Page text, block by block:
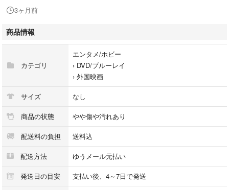
☆未再生ですが目視検査をしキズが多いものは研磨処理をしています☆
●撮影画像は、見た目や色味に実物との差が若干発生する場合がございま
●レンタル落ちの商品につきバーコードやシールが付着している物があり
ます
●写真は現物です。歌詞カード等の付属品は画像にて確認お願い致します
●商品でケースが破損している場合は、予備がある時のみレンタル中古ケ
●ゆうメール元払いで発送します、追跡番号はありません
●土日祝日は定休日の為、平日の発送になりますので到着迄、日数を要す
る場合がございます
●ゆうメール便は土日の配達はしていません
●発送日の目安は4～7日で設定してますが、祝日の関係で発送期限に間に
合わない場合がございます
3ヶ月前
商品情報
カテゴリ
エンタメ/ホビー
› DVD/ブルーレイ
› 外国映画
サイズ なし
商品の状態 やや傷や汚れあり
配送料の負担 送料込
配送方法 ゆうメール元払い
発送日の目安 支払い後、4～7日で発送